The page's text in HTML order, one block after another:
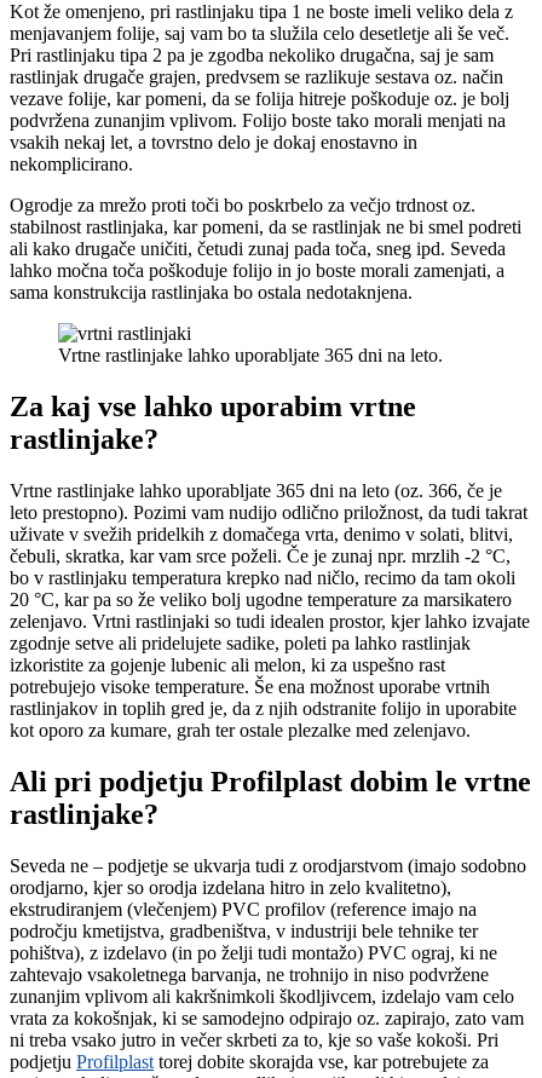
Kot že omenjeno, pri rastlinjaku tipa 1 ne boste imeli veliko dela z
menjavanjem folije, saj vam bo ta služila celo desetletje ali še več.
Pri rastlinjaku tipa 2 pa je zgodba nekoliko drugačna, saj je sam
rastlinjak drugače grajen, predvsem se razlikuje sestava oz. način
vezave folije, kar pomeni, da se folija hitreje poškoduje oz. je bolj
podvržena zunanjim vplivom. Folijo boste tako morali menjati na
vsakih nekaj let, a tovrstno delo je dokaj enostavno in
nekomplicirano.
Ogrodje za mrežo proti toči bo poskrbelo za večjo trdnost oz.
stabilnost rastlinjaka, kar pomeni, da se rastlinjak ne bi smel podreti
ali kako drugače uničiti, četudi zunaj pada toča, sneg ipd. Seveda
lahko močna toča poškoduje folijo in jo boste morali zamenjati, a
sama konstrukcija rastlinjaka bo ostala nedotaknjena.
Vrtne rastlinjake lahko uporabljate 365 dni na leto.
Za kaj vse lahko uporabim vrtne
rastlinjake?
Vrtne rastlinjake lahko uporabljate 365 dni na leto (oz. 366, če je
leto prestopno). Pozimi vam nudijo odlično priložnost, da tudi takrat
uživate v svežih pridelkih z domačega vrta, denimo v solati, blitvi,
čebuli, skratka, kar vam srce poželi. Če je zunaj npr. mrzlih -2 °C,
bo v rastlinjaku temperatura krepko nad ničlo, recimo da tam okoli
20 °C, kar pa so že veliko bolj ugodne temperature za marsikatero
zelenjavo. Vrtni rastlinjaki so tudi idealen prostor, kjer lahko izvajate
zgodnje setve ali pridelujete sadike, poleti pa lahko rastlinjak
izkoristite za gojenje lubenic ali melon, ki za uspešno rast
potrebujejo visoke temperature. Še ena možnost uporabe vrtnih
rastlinjakov in toplih gred je, da z njih odstranite folijo in uporabite
kot oporo za kumare, grah ter ostale plezalke med zelenjavo.
Ali pri podjetju Profilplast dobim le vrtne
rastlinjake?
Seveda ne – podjetje se ukvarja tudi z orodjarstvom (imajo sodobno
orodjarno, kjer so orodja izdelana hitro in zelo kvalitetno),
ekstrudiranjem (vlečenjem) PVC profilov (reference imajo na
področju kmetijstva, gradbeništva, v industriji bele tehnike ter
pohištva), z izdelavo (in po želji tudi montažo) PVC ograj, ki ne
zahtevajo vsakoletnega barvanja, ne trohnijo in niso podvržene
zunanjim vplivom ali kakršnimkoli škodljivcem, izdelajo vam celo
vrata za kokošnjak, ki se samodejno odpirajo oz. zapirajo, zato vam
ni treba vsako jutro in večer skrbeti za to, kje so vaše kokoši. Pri
podjetju Profilplast torej dobite skorajda vse, kar potrebujete za